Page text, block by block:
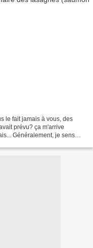
le fait jamais à vous, des
prévu? ça m'arrive
Généralement, je sens